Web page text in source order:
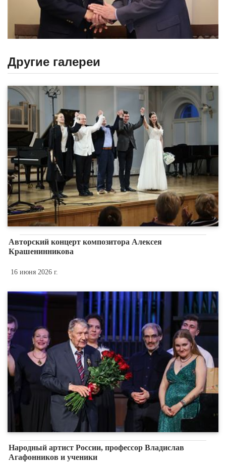
Другие галереи
Авторский концерт композитора Алексея
Крашенинникова
16 июня 2026 г.
Народный артист России, профессор Владислав
Агафонников и ученики